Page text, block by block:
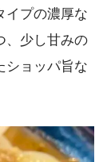
イプの濃厚な
、少し甘みの
ショッパ旨な